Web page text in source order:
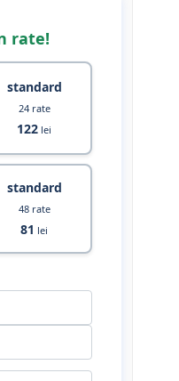
rate!
standard
24 rate
122 lei
standard
48 rate
81 lei